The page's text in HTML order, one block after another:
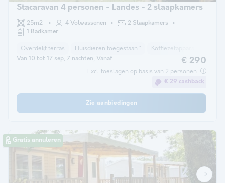
Stacaravan 4 personen - Landes - 2 slaapkamers
25m2 4 Volwassenen
2 Slaapkamers
1 Badkamer
Overdekt terras Huisdieren toegestaan * Koffiezetapparaat
Van 10 tot 17 sep, 7 nachten, Vanaf € 290
Excl. toeslagen op basis van 2 personen
€ 29 cashback
Zie aanbiedingen
Gratis annuleren